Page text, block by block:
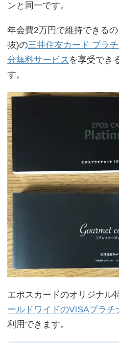
ンと同一です。
年会費2万円で維持できる
抜)の三井住友カード プラ
分無料サービス を享受でき
す。
エポスカードのオリジナル
ールドワイドのVISAプラチ
利用できます。